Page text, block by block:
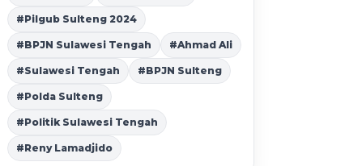
#Pilgub Sulteng 2024
#BPJN Sulawesi Tengah #Ahmad Ali
#Sulawesi Tengah #BPJN Sulteng
#Polda Sulteng
#Politik Sulawesi Tengah
#Reny Lamadjido